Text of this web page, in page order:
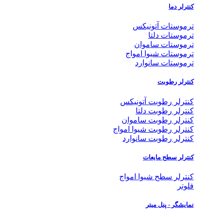
کنترلر دما
ترموستات آتونیکس
ترموستات دلتا
ترموستات ساموان
ترموستات شیوا امواج
ترموستات سانوارد
کنترلر رطوبت
کنترلر رطوبت آتونیکس
کنترلر رطوبت دلتا
کنترلر رطوبت ساموان
کنترلر رطوبت شیوا امواج
کنترلر رطوبت سانوارد
کنترلر سطح مایعات
کنترلر سطح شیوا امواج
فلوتر
نمایشگر - پنل میتر